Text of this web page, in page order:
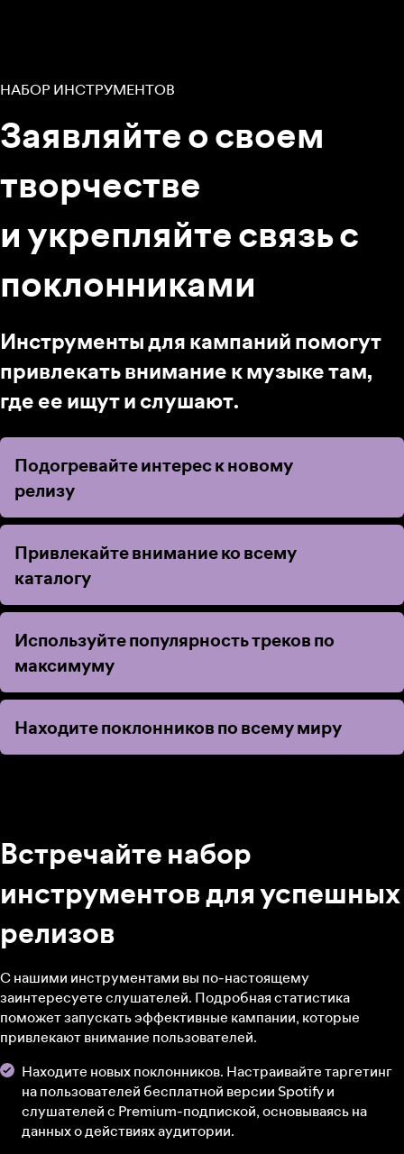
НАБОР ИНСТРУМЕНТОВ
Заявляйте о своем
творчестве
и укрепляйте связь с
поклонниками
Инструменты для кампаний помогут
привлекать внимание к музыке там,
где ее ищут и слушают.
Подогревайте интерес к новому
релизу
Подогревайте интерес к новому
релизу
Привлекайте внимание ко всему
каталогу
Привлекайте внимание ко всему
каталогу
Используйте популярность треков по
максимуму
Используйте популярность треков по
максимуму
Находите поклонников по всему миру
Находите поклонников по всему миру
Встречайте набор
инструментов для успешных
релизов
С нашими инструментами вы по-настоящему
заинтересуете слушателей. Подробная статистика
поможет запускать эффективные кампании, которые
привлекают внимание пользователей.
Находите новых поклонников. Настраивайте таргетинг
на пользователей бесплатной версии Spotify и
слушателей с Premium-подпиской, основываясь на
данных о действиях аудитории.